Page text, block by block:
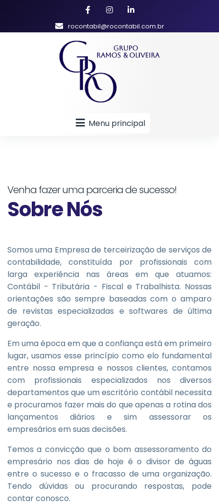
rocontabil@rocontabil.com.br
Menu principal
Venha fazer uma parceria de sucesso!
Sobre Nós
Somos uma Empresa de terceirização de serviços de
contabilidade, constituída por profissionais com
larga experiência nas áreas em que atuamos:
Contábil - Tributária - Fiscal e Trabalhista. Nossas
orientações são sempre baseadas com o amparo
de revistas especializadas e softwares de última
geração.
Em uma época em que a confiança está em primeiro
lugar, usamos esse princípio como elo fundamental
entre nossa empresa e nossos clientes, contamos
com profissionais especializados nos diversos
departamentos que um escritório contábil necessita
e procuramos fazer mais do que apenas a rotina dos
lançamentos diários e sim assessorar os
empresários em suas decisões.
Temos a convicção que o bom assessoramento do
empresário nos dias de hoje é o divisor de águas
entre o sucesso e o fracasso de uma organização.
Tendo dúvidas ou procurando respostas, pode
contar conosco.